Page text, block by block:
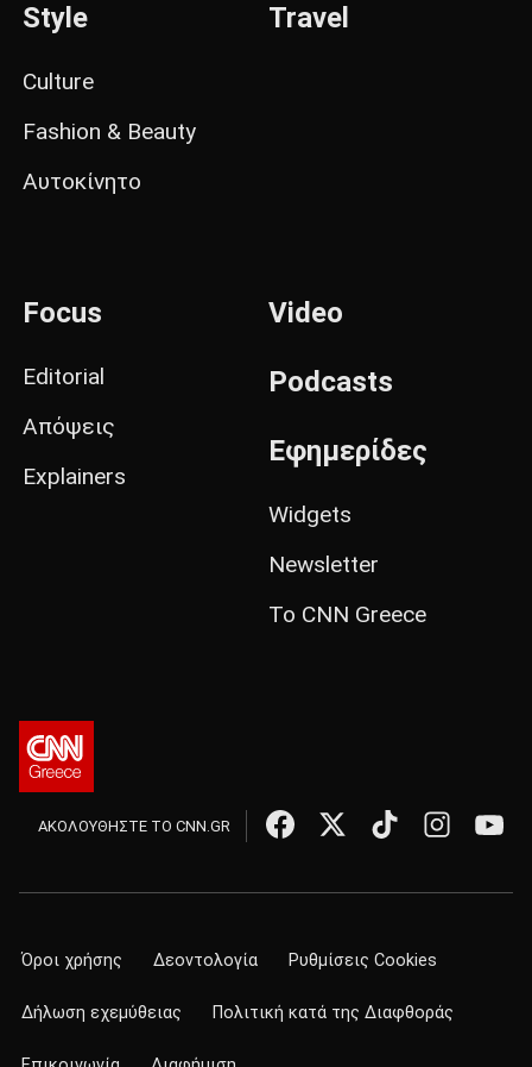
Style
Culture
Fashion & Beauty
Αυτοκίνητο
Travel
Focus
Editorial
Απόψεις
Explainers
Video
Podcasts
Εφημερίδες
Widgets
Newsletter
Το CNN Greece
ΑΚΟΛΟΥΘΗΣΤΕ ΤΟ CNN.GR
Όροι χρήσης Δεοντολογία Ρυθμίσεις Cookies
Δήλωση εχεμύθειας Πολιτική κατά της Διαφθοράς